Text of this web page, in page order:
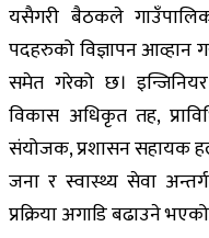
यसैगरी बैठकले
पदहरुको विज्ञापन आव्हान
समेत गरेको छ।
विकास अधिकृत तह,
संयोजक, प्रशासन सहायक
जना र स्वास्थ्य सेवा
प्रक्रिया अगाडि बढाउने